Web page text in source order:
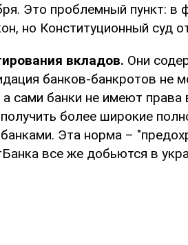
Это проблемный пункт: в
но Конституционный суд
вкладов. Они
банков-банкротов не
сами банки не имеют права
более широкие
Эта норма –
все же добьются в